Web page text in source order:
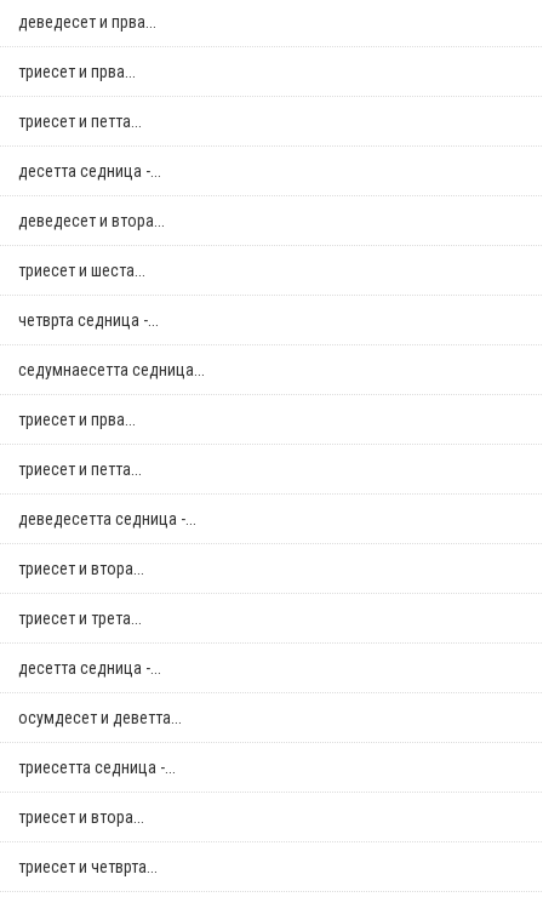
деведесет и прва...
триесет и прва...
триесет и петта...
десетта седница -...
деведесет и втора...
триесет и шеста...
четврта седница -...
седумнаесетта седница...
триесет и прва...
триесет и петта...
деведесетта седница -...
триесет и втора...
триесет и трета...
десетта седница -...
осумдесет и деветта...
триесетта седница -...
триесет и втора...
триесет и четврта...